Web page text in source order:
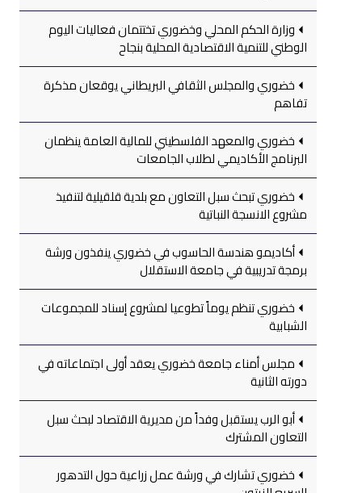
وزارة الحكم المحلي وخضوري تختتمان فعاليات اليوم
الوطني للتنمية الاقتصادية المحلية بنجاح
خضوري والمجلس الثقافي البريطاني يوقعان مذكرة
تفاهم
خضوري والمعهد الفلسطيني للمالية العامة ينظمان
البرنامج الأكاديمي لطلاب الجامعات
خضوري تبحث سبل التعاون مع بلدية قلقيلية لتنفيذ
مشروع الانسجة النباتية
أكاديمو هندسة الحاسوب في خضوري ينفذون ورشة
برمجة تدريبية في جامعة الاستقلال
خضوري تنظم يوماً تطوعيا لمشروع إسناد للمجموعات
الشبابية
مجلس أمناء جامعة خضوري يعقد أولى اجتماعاته في
دورته الثانية
أبو الرب يستقبل وفداً من مديرية الاقتصاد لبحث سبل
التعاون المشترك
خضوري تشارك في ورشة عمل زراعية حول التدهور